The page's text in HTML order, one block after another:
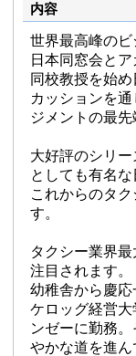
内容
世界最高峰の
日本同窓会と
同校教授を始
カッションを
ジメントの最
大好評のシリ
としても有名
これからのタ
す。
タクシー業界
注目されます。
幼稚舎から慶
ケロッグ経営
ンゼーに勤務
やかな道を進ん